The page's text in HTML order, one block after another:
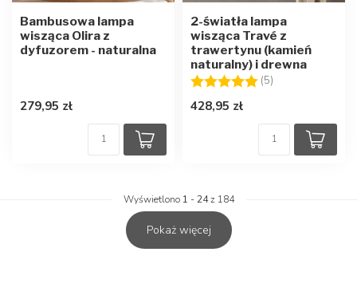
Bambusowa lampa
wisząca Olira z
dyfuzorem - naturalna
279,95 zł
2-światła lampa
wisząca Travé z
trawertynu (kamień
naturalny) i drewna
Ocena:
(5)
428,95 zł
Wyświetlono 1 - 24z 184
Pokaż więcej